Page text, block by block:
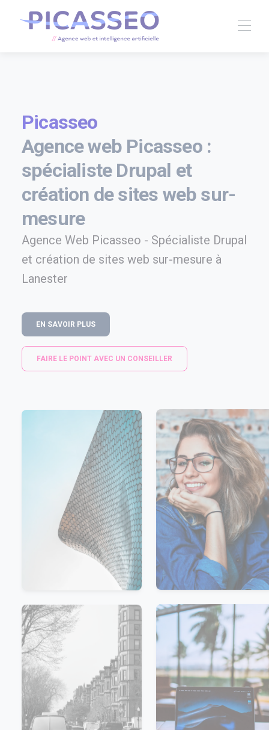
Picasseo
Agence web Picasseo :
spécialiste Drupal et
création de sites web sur-
mesure
Agence Web Picasseo - Spécialiste Drupal
et création de sites web sur-mesure à
Lanester
EN SAVOIR PLUS
FAIRE LE POINT AVEC UN CONSEILLER